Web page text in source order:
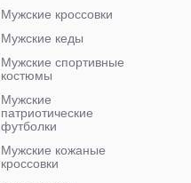
Мужские кроссовки
Мужские кеды
Мужские спортивные
костюмы
Мужские
патриотические
футболки
Мужские кожаные
кроссовки